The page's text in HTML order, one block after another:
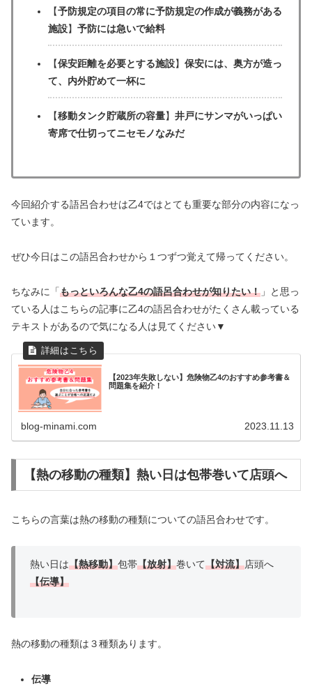
【予防規定の項目の常に予防規定の作成が義務がある
施設】 予防には急いで給料
【保安距離を必要とする施設】 保安には、奥方が造っ
て、内外貯めて一杯に
【移動タンク貯蔵所の容量】 井戸にサンマがいっぱい
寄席で仕切ってニセモノなみだ
今回紹介する語呂合わせは乙4ではとても重要な部分の内容になっ
ています。
ぜひ今日はこの語呂合わせから１つずつ覚えて帰ってください。
ちなみに「もっといろんな乙4の語呂合わせが知りたい！ 」と思っ
ている人はこちらの記事に乙4の語呂合わせがたくさん載っている
テキストがあるので気になる人は見てください▼
【2023年失敗しない】危険物乙4のおすすめ参考書＆
問題集を紹介！
blog-minami.com 2023.11.13
【熱の移動の種類】熱い日は包帯巻いて店頭へ
こちらの言葉は熱の移動の種類についての語呂合わせです。
熱い日は【熱移動】包帯【放射】巻いて【対流】店頭へ
【伝導】
熱の移動の種類は３種類あります。
伝導